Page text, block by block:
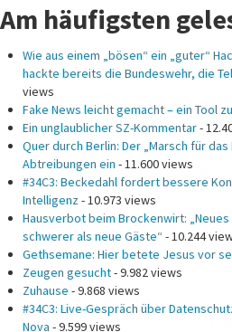
Am häufigsten
Wie aus einem „bösen“ ein „guter“
hackte bereits die Bundeswehr, die
views
Fake News leicht gemacht – ein Tool
Ein unglaublicher SZ-Kommentar-
Quer durch Berlin: Der „Marsch für
Abtreibungen ein - 11.600 views
#34C3: Beckedahl fordert bessere
Intelligenz - 10.973 views
Hausverbot beim Brockenwirt:
schwerer als neue Gäste“- 10.244
Gethsemane: Hier betete Jesus vor
Zeugen gesucht- 9.982 views
Zuhause - 9.868 views
#34C3: Live-Gespräch über
Nova - 9.599 views